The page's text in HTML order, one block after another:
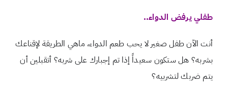
طفلي يرفض الدواء..
أنت الآن طفل صغير لا يحب طعم الدواء، ماهي الطريقة لإقناعك
بشربه؟ هل ستكون سعيداً إذا تم إجبارك على شربه؟ أتقبلين أن
يتم ضربك لتشربيه؟